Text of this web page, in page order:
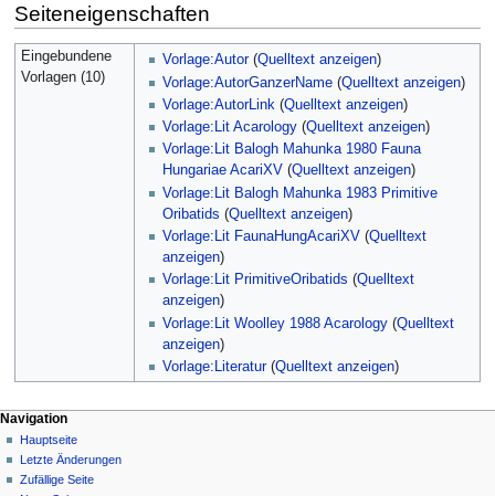
Seiteneigenschaften
Eingebundene
Vorlagen (10)
Vorlage:Autor(Quelltext anzeigen)
Vorlage:AutorGanzerName (Quelltext anzeigen)
Vorlage:AutorLink (Quelltext anzeigen)
Vorlage:Lit Acarology (Quelltext anzeigen)
Vorlage:Lit Balogh Mahunka 1980 Fauna
Hungariae AcariXV (Quelltext anzeigen)
Vorlage:Lit Balogh Mahunka 1983 Primitive
Oribatids (Quelltext anzeigen)
Vorlage:Lit FaunaHungAcariXV (Quelltext
anzeigen)
Vorlage:Lit PrimitiveOribatids (Quelltext
anzeigen)
Vorlage:Lit Woolley 1988 Acarology (Quelltext
anzeigen)
Vorlage:Literatur(Quelltext anzeigen)
Navigation
Hauptseite
Letzte Änderungen
Zufällige Seite